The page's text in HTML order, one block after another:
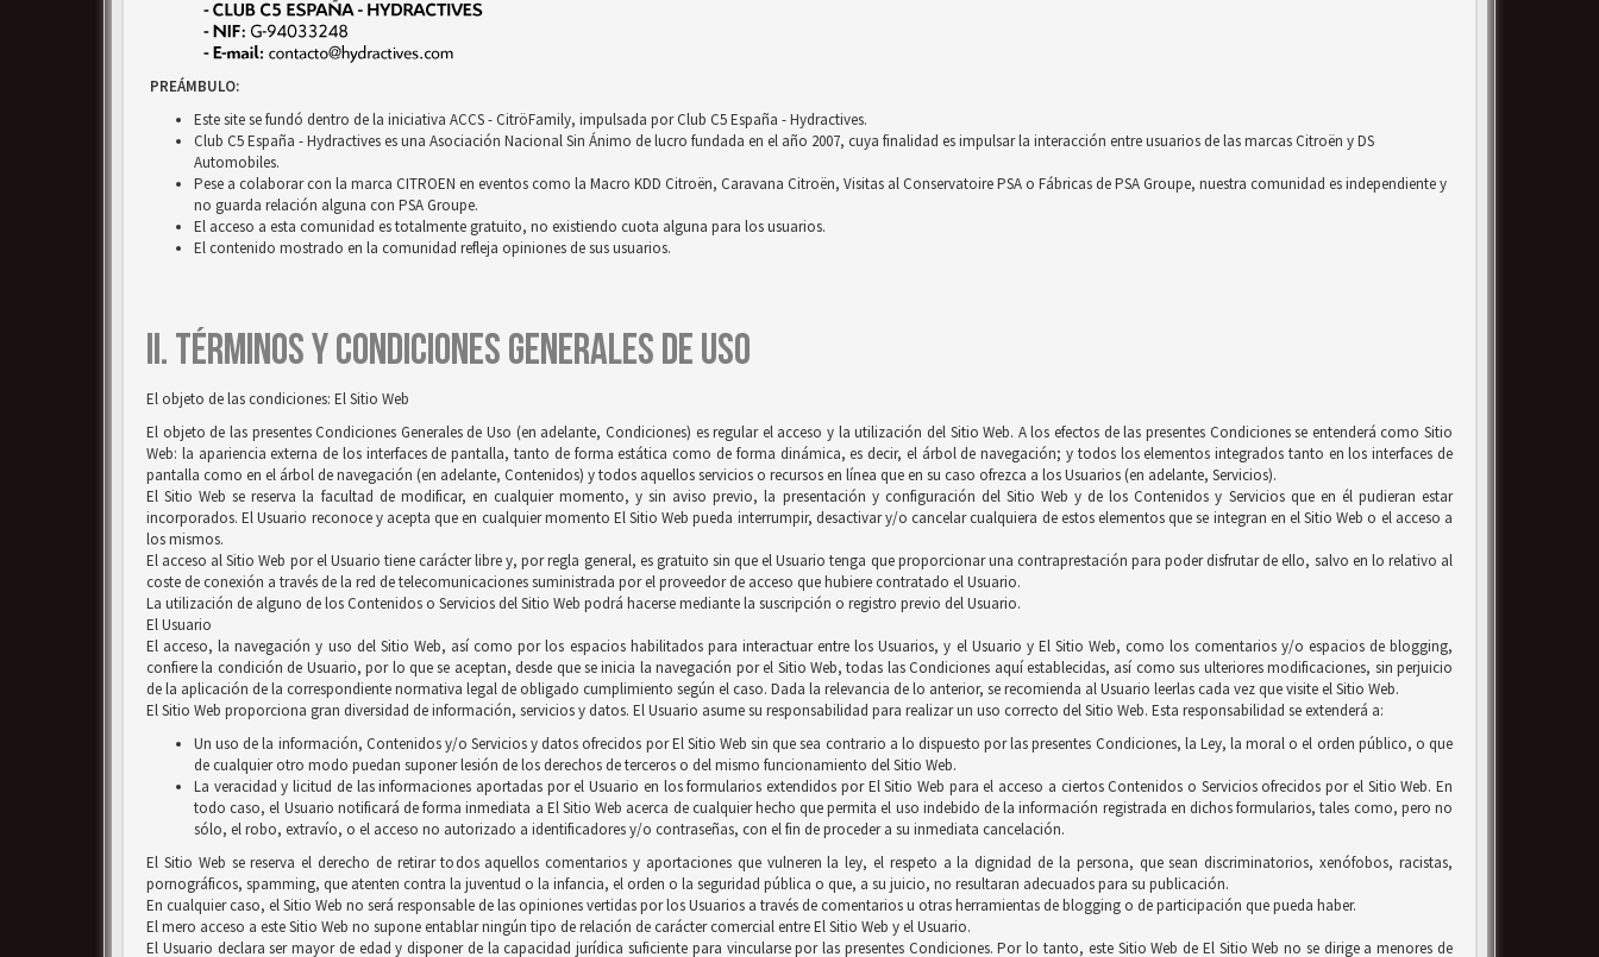
PREÁMBULO:
Este site se fundó dentro de la iniciativa ACCS - CitröFamily, impulsada por Club C5 España - Hydractives.
Club C5 España - Hydractives es una Asociación Nacional Sin Ánimo de lucro fundada en el año 2007, cuya finalidad es impulsar la interacción entre usuarios de las marcas Citroën y DS
Automobiles.
Pese a colaborar con la marca CITROEN en eventos como la Macro KDD Citroën, Caravana Citroën, Visitas al Conservatoire PSA o Fábricas de PSA Groupe, nuestra comunidad es independiente y
no guarda relación alguna con PSA Groupe.
El acceso a esta comunidad es totalmente gratuito, no existiendo cuota alguna para los usuarios.
El contenido mostrado en la comunidad refleja opiniones de sus usuarios.
II. TÉRMINOS Y CONDICIONES GENERALES DE USO
El objeto de las condiciones: El Sitio Web
El objeto de las presentes Condiciones Generales de Uso (en adelante, Condiciones) es regular el acceso y la utilización del Sitio Web. A los efectos de las presentes Condiciones se entenderá como Sitio
Web: la apariencia externa de los interfaces de pantalla, tanto de forma estática como de forma dinámica, es decir, el árbol de navegación; y todos los elementos integrados tanto en los interfaces de
pantalla como en el árbol de navegación (en adelante, Contenidos) y todos aquellos servicios o recursos en línea que en su caso ofrezca a los Usuarios (en adelante, Servicios).
El Sitio Web se reserva la facultad de modificar, en cualquier momento, y sin aviso previo, la presentación y configuración del Sitio Web y de los Contenidos y Servicios que en él pudieran estar
incorporados. El Usuario reconoce y acepta que en cualquier momento El Sitio Web pueda interrumpir, desactivar y/o cancelar cualquiera de estos elementos que se integran en el Sitio Web o el acceso a
los mismos.
El acceso al Sitio Web por el Usuario tiene carácter libre y, por regla general, es gratuito sin que el Usuario tenga que proporcionar una contraprestación para poder disfrutar de ello, salvo en lo relativo al
coste de conexión a través de la red de telecomunicaciones suministrada por el proveedor de acceso que hubiere contratado el Usuario.
La utilización de alguno de los Contenidos o Servicios del Sitio Web podrá hacerse mediante la suscripción o registro previo del Usuario.
El Usuario
El acceso, la navegación y uso del Sitio Web, así como por los espacios habilitados para interactuar entre los Usuarios, y el Usuario y El Sitio Web, como los comentarios y/o espacios de blogging,
confiere la condición de Usuario, por lo que se aceptan, desde que se inicia la navegación por el Sitio Web, todas las Condiciones aquí establecidas, así como sus ulteriores modificaciones, sin perjuicio
de la aplicación de la correspondiente normativa legal de obligado cumplimiento según el caso. Dada la relevancia de lo anterior, se recomienda al Usuario leerlas cada vez que visite el Sitio Web.
El Sitio Web proporciona gran diversidad de información, servicios y datos. El Usuario asume su responsabilidad para realizar un uso correcto del Sitio Web. Esta responsabilidad se extenderá a:
Un uso de la información, Contenidos y/o Servicios y datos ofrecidos por El Sitio Web sin que sea contrario a lo dispuesto por las presentes Condiciones, la Ley, la moral o el orden público, o que
de cualquier otro modo puedan suponer lesión de los derechos de terceros o del mismo funcionamiento del Sitio Web.
La veracidad y licitud de las informaciones aportadas por el Usuario en los formularios extendidos por El Sitio Web para el acceso a ciertos Contenidos o Servicios ofrecidos por el Sitio Web. En
todo caso, el Usuario notificará de forma inmediata a El Sitio Web acerca de cualquier hecho que permita el uso indebido de la información registrada en dichos formularios, tales como, pero no
sólo, el robo, extravío, o el acceso no autorizado a identificadores y/o contraseñas, con el fin de proceder a su inmediata cancelación.
El Sitio Web se reserva el derecho de retirar todos aquellos comentarios y aportaciones que vulneren la ley, el respeto a la dignidad de la persona, que sean discriminatorios, xenófobos, racistas,
pornográficos, spamming, que atenten contra la juventud o la infancia, el orden o la seguridad pública o que, a su juicio, no resultaran adecuados para su publicación.
En cualquier caso, el Sitio Web no será responsable de las opiniones vertidas por los Usuarios a través de comentarios u otras herramientas de blogging o de participación que pueda haber.
El mero acceso a este Sitio Web no supone entablar ningún tipo de relación de carácter comercial entre El Sitio Web y el Usuario.
El Usuario declara ser mayor de edad y disponer de la capacidad jurídica suficiente para vincularse por las presentes Condiciones. Por lo tanto, este Sitio Web de El Sitio Web no se dirige a menores de